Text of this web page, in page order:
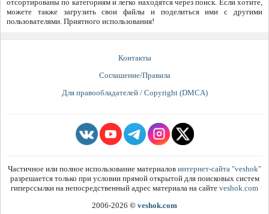
отсортированы по категориям и легко находятся через поиск. Если хотите,
можете также загрузить свои файлы и поделиться ими с другими
пользователями. Приятного использования!
Контакты
Соглашение/Правила
Для правообладателей / Copyright (DMCA)
Частичное или полное использование материалов интернет-сайта "veshok"
разрешается только при условии прямой открытой для поисковых систем
гиперссылки на непосредственный адрес материала на сайте veshok.com
2006-2026 © veshok.com